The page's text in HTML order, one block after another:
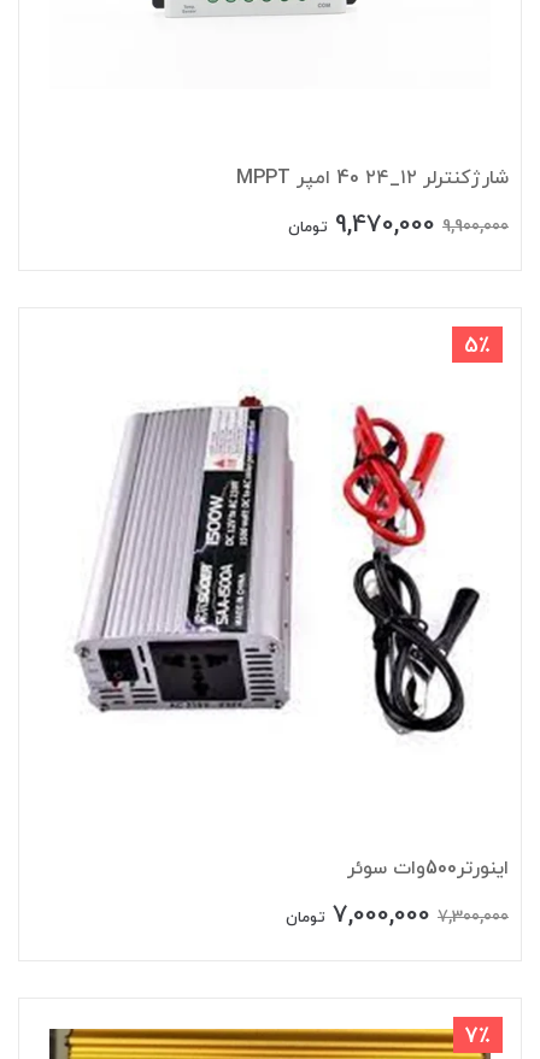
شارژکنترلر ۱۲_۲۴ 40 امپر MPPT
9,900,000
9,470,000 تومان
5٪
اینورتر500وات سوئر
7,300,000
7,000,000 تومان
7٪